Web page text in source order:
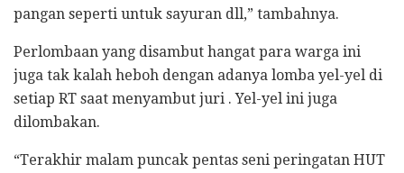
pangan seperti untuk sayuran dll,” tambahnya.
Perlombaan yang disambut hangat para warga ini
juga tak kalah heboh dengan adanya lomba yel-yel di
setiap RT saat menyambut juri . Yel-yel ini juga
dilombakan.
“Terakhir malam puncak pentas seni peringatan HUT